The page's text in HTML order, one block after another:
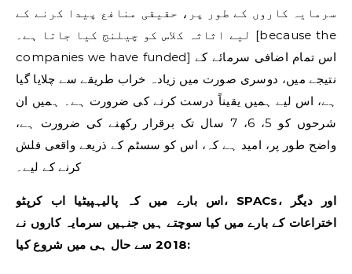
سرمایہ کاروں کے طور پر، حقیقی منافع پیدا کرنے کے
لیے اثاثہ کلاس کو چیلنج کیا جاتا ہے۔ [because the
companies we have funded] اس تمام اضافی سرمائے کے
نتیجے میں، دوسری صورت میں زیادہ خراب طریقے سے چلایا گیا
ہے، اس لیے ہمیں یقیناً درست کرنے کی ضرورت ہے۔ ہمیں ان
شرحوں کو 5، 6، 7 سال تک برقرار رکھنے کی ضرورت ہے،
واضح طور پر، امید ہے کہ، اس کو سسٹم کے ذریعے واقعی فلش
کرنے کے لیے۔
اس بارے میں کہ پالیہپیٹیا اب کرپٹو، SPACs، اور دیگر
اختراعات کے بارے میں کیا سوچتے ہیں جنہیں سرمایہ کاروں نے
2018 سے حال ہی میں شروع کیا: